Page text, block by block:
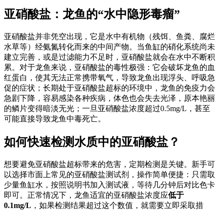
亚硝酸盐：龙鱼的“水中隐形毒瘤”
亚硝酸盐并非凭空出现，它是水中有机物（残饵、鱼粪、腐烂
水草等）经氨氮转化而来的中间产物。当鱼缸的硝化系统尚未
建立完善，或是过滤能力不足时，亚硝酸盐就会在水中不断积
累。对于龙鱼来说，亚硝酸盐的毒性极强：它会破坏龙鱼的血
红蛋白，使其无法正常携带氧气，导致龙鱼出现浮头、呼吸急
促的症状；长期处于亚硝酸盐超标的环境中，龙鱼的免疫力会
急剧下降，容易感染各种疾病，体色也会失去光泽，原本艳丽
的鳞片变得暗淡无光；一旦亚硝酸盐浓度超过0.5mg/L，甚至
可能直接导致龙鱼中毒死亡。
如何快速检测水质中的亚硝酸盐？
想要避免亚硝酸盐超标带来的危害，定期检测是关键。新手可
以选择市面上常见的亚硝酸盐测试剂，操作简单便捷：只需取
少量鱼缸水，按照说明书加入测试液，等待几分钟后对比色卡
即可。正常情况下，龙鱼适宜的亚硝酸盐浓度应低于
0.1mg/L ，如果检测结果超过这个数值，就需要立即采取措